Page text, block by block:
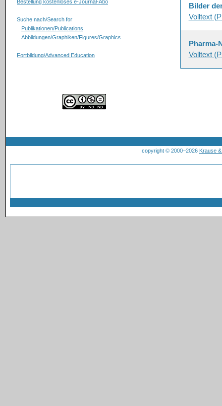
Bestellung kostenloses e-Journal-Abo
Suche nach/Search for
Publikationen/Publications
Abbildungen/Graphiken/Figures/Graphics
Fortbildung/Advanced Education
Bilder
Volltext
Pharma-
Volltext
copyright © 2000–2026 Krause